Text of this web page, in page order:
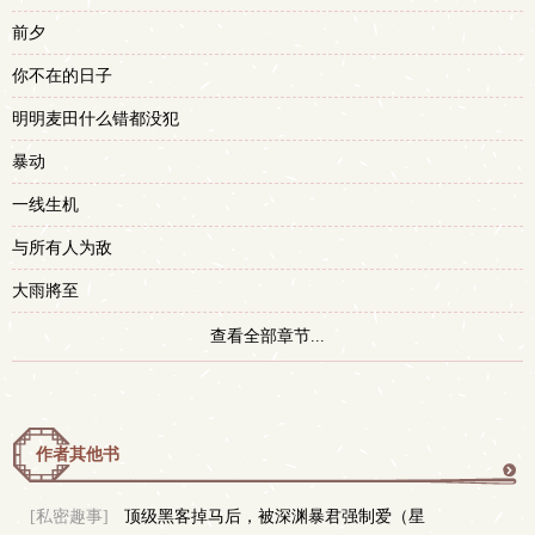
前夕
你不在的日子
明明麦田什么错都没犯
暴动
一线生机
与所有人为敌
大雨將至
查看全部章节...
作者其他书
[私密趣事]
顶级黑客掉马后，被深渊暴君强制爱（星